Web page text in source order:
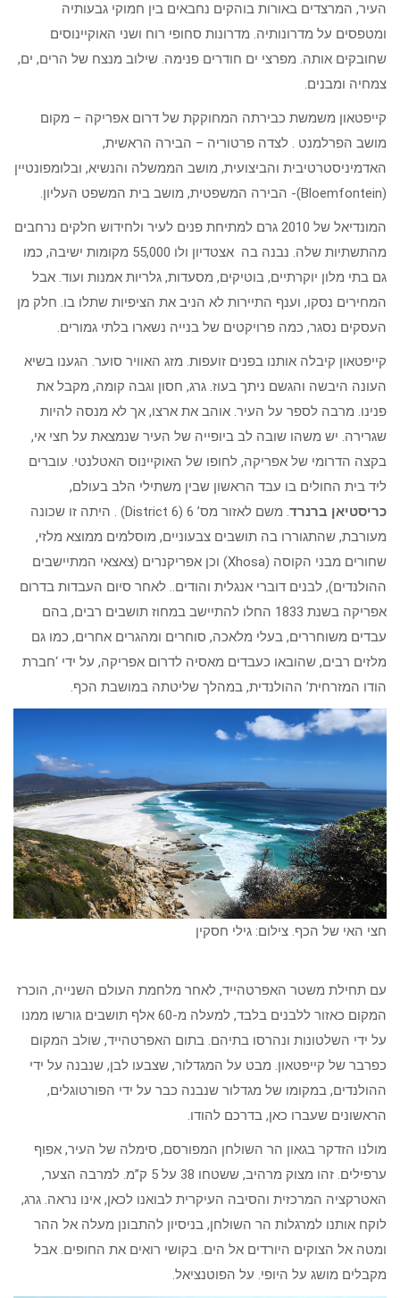
העיר, המרצדים באורות בוהקים נחבאים בין חמוקי גבעותיה
ומטפסים על מדרונותיה. מדרונות סחופי רוח ושני האוקיינוסים
שחובקים אותה. מפרצי ים חודרים פנימה. שילוב מנצח של הרים, ים,
צמחיה ומבנים.
קייפטאון משמשת כבירתה המחוקקת של דרום אפריקה – מקום
מושב הפרלמנט . לצדה פרטוריה – הבירה הראשית,
האדמיניסטרטיבית והביצועית, מושב הממשלה והנשיא, ובלומפונטיין
(Bloemfontein)- הבירה המשפטית, מושב בית המשפט העליון.
המונדיאל של 2010 גרם למתיחת פנים לעיר ולחידוש חלקים נרחבים
מהתשתיות שלה. נבנה בה אצטדיון ולו 55,000 מקומות ישיבה, כמו
גם בתי מלון יוקרתיים, בוטיקים, מסעדות, גלריות אמנות ועוד. אבל
המחירים נסקו, וענף התיירות לא הניב את הציפיות שתלו בו. חלק מן
העסקים נסגר, כמה פרויקטים של בנייה נשארו בלתי גמורים.
קייפטאון קיבלה אותנו בפנים זועפות. מזג האוויר סוער. הגענו בשיא
העונה היבשה והגשם ניתך בעוז. גרג, חסון וגבה קומה, מקבל את
פנינו. מרבה לספר על העיר. אוהב את ארצו, אך לא מנסה להיות
שגרירה. יש משהו שובה לב ביופייה של העיר שנמצאת על חצי אי,
בקצה הדרומי של אפריקה, לחופו של האוקיינוס האטלנטי. עוברים
ליד בית החולים בו עבד הראשון שבין משתילי הלב בעולם,
כריסטיאן ברנרד
. משם לאזור מס’ 6 (District 6) . היתה זו שכונה
מעורבת, שהתגוררו בה תושבים צבעוניים, מוסלמים ממוצא מלזי,
שחורים מבני הקוסה (Xhosa) וכן אפריקנרים (צאצאי המתיישבים
ההולנדים), לבנים דוברי אנגלית והודים.. לאחר סיום העבדות בדרום
אפריקה בשנת 1833 החלו להתיישב במחוז תושבים רבים, בהם
עבדים משוחררים, בעלי מלאכה, סוחרים ומהגרים אחרים, כמו גם
מלזים רבים, שהובאו כעבדים מאסיה לדרום אפריקה, על ידי ‘חברת
הודו המזרחית’ ההולנדית, במהלך שליטתה במושבת הכף.
חצי האי של הכף. צילום: גילי חסקין
עם תחילת משטר האפרטהייד, לאחר מלחמת העולם השנייה, הוכרז
המקום כאזור ללבנים בלבד, למעלה מ-60 אלף תושבים גורשו ממנו
על ידי השלטונות ונהרסו בתיהם. בתום האפרטהייד, שולב המקום
כפרבר של קייפטאון. מבט על המגדלור, שצבעו לבן, שנבנה על ידי
ההולנדים, במקומו של מגדלור שנבנה כבר על ידי הפורטוגלים,
הראשונים שעברו כאן, בדרכם להודו.
מולנו הזדקר בגאון הר השולחן המפורסם, סימלה של העיר, אפוף
ערפילים. זהו מצוק מרהיב, ששטחו 38 על 5 ק”מ. למרבה הצער,
האטרקציה המרכזית והסיבה העיקרית לבואנו לכאן, אינו נראה. גרג,
לוקח אותנו למרגלות הר השולחן, בניסיון להתבונן מעלה אל ההר
ומטה אל הצוקים היורדים אל הים. בקושי רואים את החופים. אבל
מקבלים מושג על היופי. על הפוטנציאל.